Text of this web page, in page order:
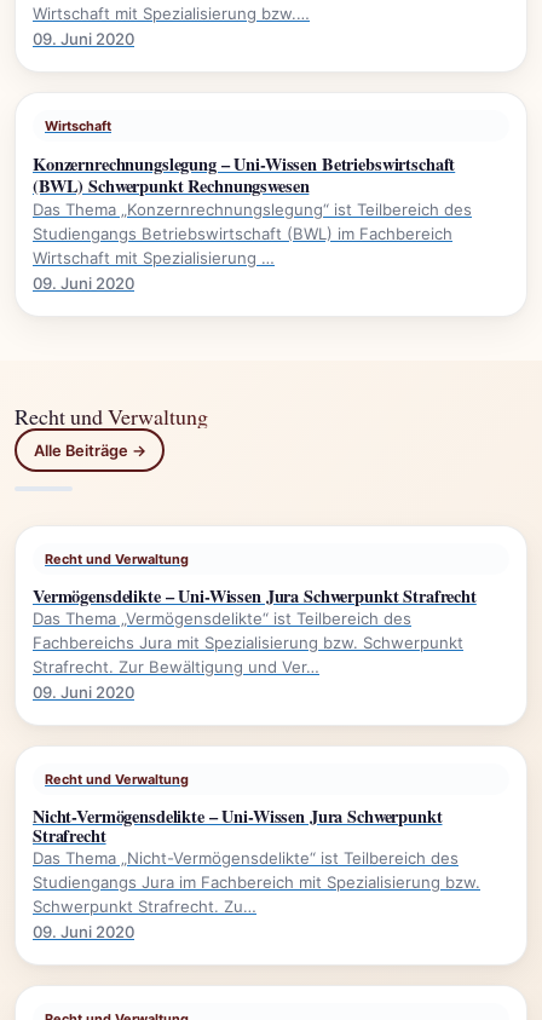
Wirtschaft mit Spezialisierung bzw.…
09. Juni 2020
Wirtschaft
Konzernrechnungslegung – Uni-Wissen Betriebswirtschaft
(BWL) Schwerpunkt Rechnungswesen
Das Thema „Konzernrechnungslegung“ ist Teilbereich des
Studiengangs Betriebswirtschaft (BWL) im Fachbereich
Wirtschaft mit Spezialisierung …
09. Juni 2020
Recht und Verwaltung
Alle Beiträge →
Recht und Verwaltung
Vermögensdelikte – Uni-Wissen Jura Schwerpunkt Strafrecht
Das Thema „Vermögensdelikte“ ist Teilbereich des
Fachbereichs Jura mit Spezialisierung bzw. Schwerpunkt
Strafrecht. Zur Bewältigung und Ver…
09. Juni 2020
Recht und Verwaltung
Nicht-Vermögensdelikte – Uni-Wissen Jura Schwerpunkt
Strafrecht
Das Thema „Nicht-Vermögensdelikte“ ist Teilbereich des
Studiengangs Jura im Fachbereich mit Spezialisierung bzw.
Schwerpunkt Strafrecht. Zu…
09. Juni 2020